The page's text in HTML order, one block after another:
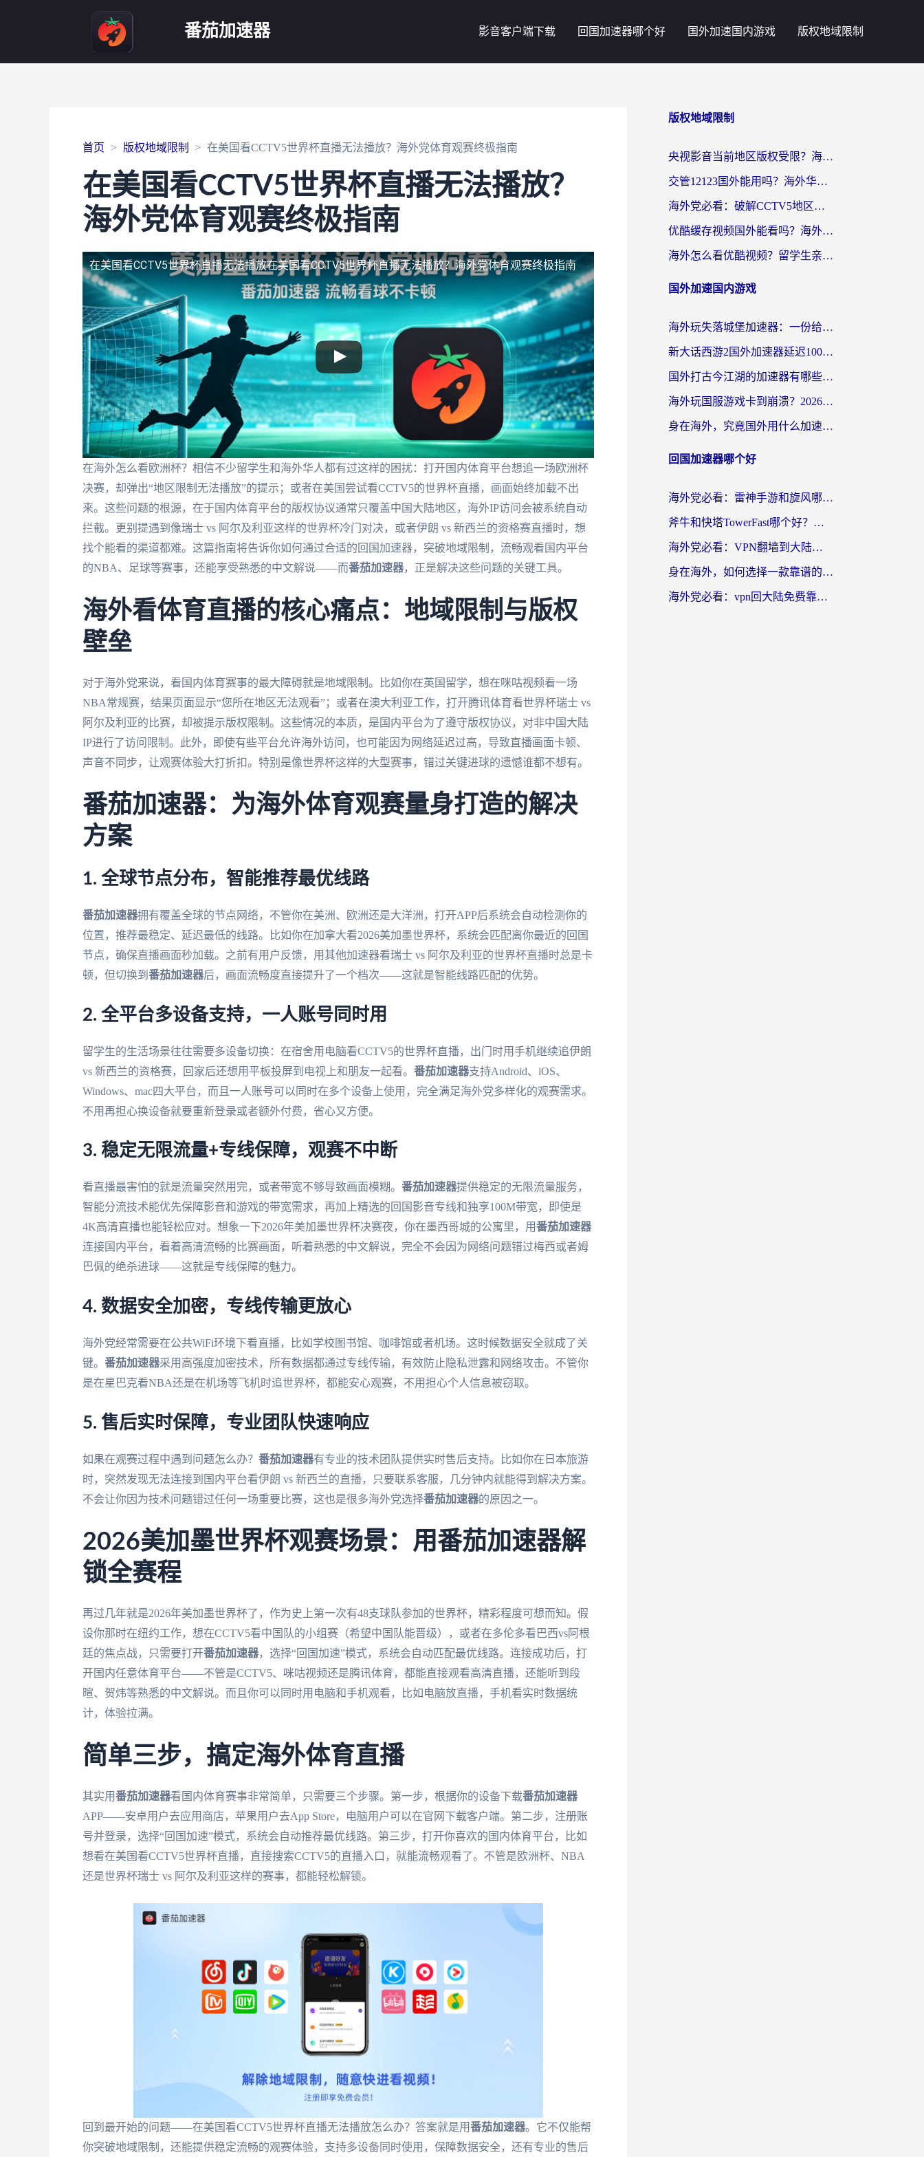
番茄加速器 影音客户端下载 回国加速器哪个好 国外加速国内游戏 版权地域限制
首页 版权地域限制 在美国看CCTV5世界杯直播无法播放？海外党体育观赛终极指南
在美国看CCTV5世界杯直播无法播放？
海外党体育观赛终极指南
在美国看CCTV5世界杯直播无法播放在美国看CCTV5世界杯直播无法播放？海外党体育观赛终极指南
在海外怎么看欧洲杯？相信不少留学生和海外华人都有过这样的困扰：打开国内体育平台想追一场欧洲杯
决赛，却弹出“地区限制无法播放”的提示；或者在美国尝试看CCTV5的世界杯直播，画面始终加载不出
来。这些问题的根源，在于国内体育平台的版权协议通常只覆盖中国大陆地区，海外IP访问会被系统自动
拦截。更别提遇到像瑞士 vs 阿尔及利亚这样的世界杯冷门对决，或者伊朗 vs 新西兰的资格赛直播时，想
找个能看的渠道都难。这篇指南将告诉你如何通过合适的回国加速器，突破地域限制，流畅观看国内平台
的NBA、足球等赛事，还能享受熟悉的中文解说——而番茄加速器，正是解决这些问题的关键工具。
海外看体育直播的核心痛点：地域限制与版权
壁垒
对于海外党来说，看国内体育赛事的最大障碍就是地域限制。比如你在英国留学，想在咪咕视频看一场
NBA常规赛，结果页面显示“您所在地区无法观看”；或者在澳大利亚工作，打开腾讯体育看世界杯瑞士 vs
阿尔及利亚的比赛，却被提示版权限制。这些情况的本质，是国内平台为了遵守版权协议，对非中国大陆
IP进行了访问限制。此外，即使有些平台允许海外访问，也可能因为网络延迟过高，导致直播画面卡顿、
声音不同步，让观赛体验大打折扣。特别是像世界杯这样的大型赛事，错过关键进球的遗憾谁都不想有。
番茄加速器：为海外体育观赛量身打造的解决
方案
1. 全球节点分布，智能推荐最优线路
番茄加速器拥有覆盖全球的节点网络，不管你在美洲、欧洲还是大洋洲，打开APP后系统会自动检测你的
位置，推荐最稳定、延迟最低的线路。比如你在加拿大看2026美加墨世界杯，系统会匹配离你最近的回国
节点，确保直播画面秒加载。之前有用户反馈，用其他加速器看瑞士 vs 阿尔及利亚的世界杯直播时总是卡
顿，但切换到 番茄加速器后，画面流畅度直接提升了一个档次——这就是智能线路匹配的优势。
2. 全平台多设备支持，一人账号同时用
留学生的生活场景往往需要多设备切换：在宿舍用电脑看CCTV5的世界杯直播，出门时用手机继续追伊朗
vs 新西兰的资格赛，回家后还想用平板投屏到电视上和朋友一起看。 番茄加速器支持Android、iOS、
Windows、mac四大平台，而且一人账号可以同时在多个设备上使用，完全满足海外党多样化的观赛需求。
不用再担心换设备就要重新登录或者额外付费，省心又方便。
3. 稳定无限流量+专线保障，观赛不中断
看直播最害怕的就是流量突然用完，或者带宽不够导致画面模糊。 番茄加速器提供稳定的无限流量服务，
智能分流技术能优先保障影音和游戏的带宽需求，再加上精选的回国影音专线和独享100M带宽，即使是
4K高清直播也能轻松应对。想象一下2026年美加墨世界杯决赛夜，你在墨西哥城的公寓里，用番茄加速器
连接国内平台，看着高清流畅的比赛画面，听着熟悉的中文解说，完全不会因为网络问题错过梅西或者姆
巴佩的绝杀进球——这就是专线保障的魅力。
4. 数据安全加密，专线传输更放心
海外党经常需要在公共WiFi环境下看直播，比如学校图书馆、咖啡馆或者机场。这时候数据安全就成了关
键。 番茄加速器采用高强度加密技术，所有数据都通过专线传输，有效防止隐私泄露和网络攻击。不管你
是在星巴克看NBA还是在机场等飞机时追世界杯，都能安心观赛，不用担心个人信息被窃取。
5. 售后实时保障，专业团队快速响应
如果在观赛过程中遇到问题怎么办？ 番茄加速器有专业的技术团队提供实时售后支持。比如你在日本旅游
时，突然发现无法连接到国内平台看伊朗 vs 新西兰的直播，只要联系客服，几分钟内就能得到解决方案。
不会让你因为技术问题错过任何一场重要比赛，这也是很多海外党选择番茄加速器的原因之一。
2026美加墨世界杯观赛场景：用番茄加速器解
锁全赛程
再过几年就是2026年美加墨世界杯了，作为史上第一次有48支球队参加的世界杯，精彩程度可想而知。假
设你那时在纽约工作，想在CCTV5看中国队的小组赛（希望中国队能晋级），或者在多伦多看巴西vs阿根
廷的焦点战，只需要打开番茄加速器，选择“回国加速”模式，系统会自动匹配最优线路。连接成功后，打
开国内任意体育平台——不管是CCTV5、咪咕视频还是腾讯体育，都能直接观看高清直播，还能听到段
暄、贺炜等熟悉的中文解说。而且你可以同时用电脑和手机观看，比如电脑放直播，手机看实时数据统
计，体验拉满。
简单三步，搞定海外体育直播
其实用番茄加速器看国内体育赛事非常简单，只需要三个步骤。第一步，根据你的设备下载番茄加速器
APP——安卓用户去应用商店，苹果用户去App Store，电脑用户可以在官网下载客户端。第二步，注册账
号并登录，选择“回国加速”模式，系统会自动推荐最优线路。第三步，打开你喜欢的国内体育平台，比如
想看在美国看CCTV5世界杯直播，直接搜索CCTV5的直播入口，就能流畅观看了。不管是欧洲杯、NBA
还是世界杯瑞士 vs 阿尔及利亚这样的赛事，都能轻松解锁。
回到最开始的问题——在美国看CCTV5世界杯直播无法播放怎么办？答案就是用番茄加速器。它不仅能帮
你突破地域限制，还能提供稳定流畅的观赛体验，支持多设备同时使用，保障数据安全，还有专业的售后
版权地域限制
央视影音当前地区版权受限？海外党追剧看片的终极解决方案来了
交管12123国外能用吗？海外华人亲测有效的回国加速器选择指南
海外党必看：破解CCTV5地区限制，这样看欧洲杯奥运直播才够爽！
优酷缓存视频国外能看吗？海外党追剧看片的终极解决方案来了
海外怎么看优酷视频？留学生亲测有效的回国加速器选择指南
国外加速国内游戏
海外玩失落城堡加速器：一份给漂泊玩家的网络自救指南
新大话西游2国外加速器延迟100以下怎么办？海外党实测有效的低延迟指南
国外打古今江湖的加速器有哪些游戏？一个海外玩家的终极选择指南
海外玩国服游戏卡到崩溃？2026加速器免费推荐+实用指南（亲测有效）
身在海外，究竟国外用什么加速器打wow好？
回国加速器哪个好
海外党必看：雷神手游和旋风哪个好？3分钟选对回国加速器，无缝刷国内剧玩游戏
斧牛和快塔TowerFast哪个好？海外党如何选对回国加速器
海外党必看：VPN翻墙到大陆的实用指南——从看CCTV5到选加速器，一篇全搞定
身在海外，如何选择一款靠谱的加速国内网络的加速器？
海外党必看：vpn回大陆免费靠谱吗？3步选对加速器实现无缝刷国内资源